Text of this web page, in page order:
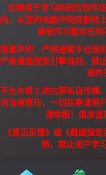
仅限用于学习和研究软件
内，从您的电脑中彻底删除
善软件可能存在的
慎重声明：严格遵循平台规
严格遵循搜索引擎规则，禁
邮件
不允许将上述内容私自传播
何法律责任，一切后果请用
请举报！请发
《意见反馈》或《截图指
除，禁止用户学